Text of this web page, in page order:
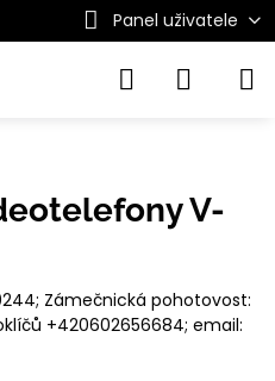
Panel uživatele
V-
Zámečnická pohotovost:
+420602656684; email: